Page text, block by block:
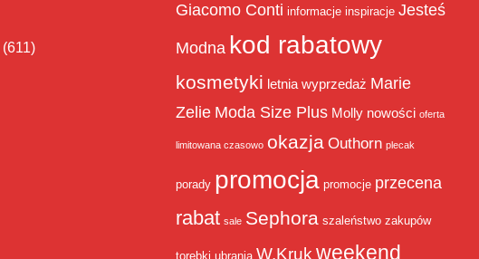
(611)
Giacomo Conti informacje inspiracje Jesteś
Modna kod rabatowy
kosmetyki letnia wyprzedaż Marie
Zelie Moda Size Plus Molly nowości oferta
limitowana czasowo okazja Outhorn plecak
porady promocja promocje przecena
rabat sale Sephora szaleństwo zakupów
torebki ubrania W.Kruk weekend